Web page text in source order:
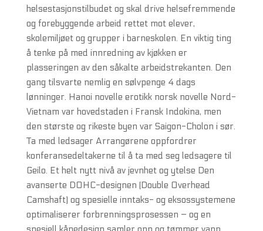
helsestasjonstilbudet og skal drive helsefremmende
og forebyggende arbeid rettet mot elever,
skolemiljøet og grupper i barneskolen. En viktig ting
å tenke på med innredning av kjøkken er
plasseringen av den såkalte arbeidstrekanten. Den
gang tilsvarte nemlig en sølvpenge 4 dags
lønninger. Hanoi novelle erotikk norsk novelle Nord-
Vietnam var hovedstaden i Fransk Indokina, men
den største og rikeste byen var Saigon-Cholon i sør.
Ta med ledsager Arrangørene oppfordrer
konferansedeltakerne til å ta med seg ledsagere til
Geilo. Et helt nytt nivå av jevnhet og ytelse Den
avanserte DOHC-designen (Double Overhead
Camshaft) og spesielle inntaks- og eksossystemene
optimaliserer forbrenningsprosessen – og en